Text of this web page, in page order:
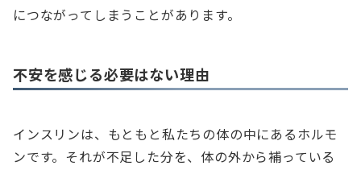
につながってしまうことがあります。
不安を感じる必要はない理由
インスリンは、もともと私たちの体の中にあるホルモ
ンです。それが不足した分を、体の外から補っている